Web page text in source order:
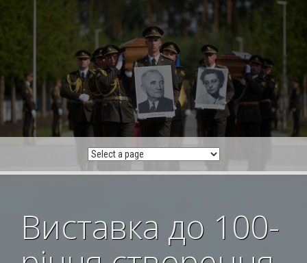
Виставка до 100-